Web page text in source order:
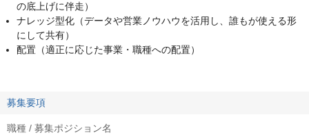
の底上げに伴走）
ナレッジ型化（データや営業ノウハウを活用し、誰もが使える形
にして共有）
配置（適正に応じた事業・職種への配置）
募集要項
職種 / 募集ポジション名